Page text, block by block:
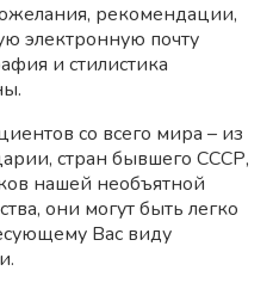
рекомендации,
электронную почту
и стилистика
со всего мира – из
стран бывшего СССР,
нашей необъятной
они могут быть легко
Вас виду